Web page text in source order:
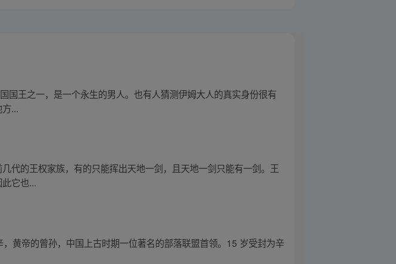
王之一，是一个永生的男人。也有人猜测伊姆大人的真实身份很有
...
代的王权家族，有的只能挥出天地一剑，且天地一剑只能有一剑。王
它也...
黄帝的曾孙，中国上古时期一位著名的部落联盟首领。15 岁受封为辛